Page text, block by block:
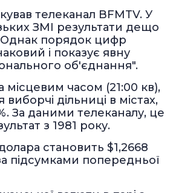
телеканал BFMTV. У
ЗМІ результати дещо
Однак порядок цифр
і показує явну
об'єднання".
місцевим часом (21:00 кв),
дільниці в містах,
За даними телеканалу, це
з 1981 року.
становить $1,2668
підсумками попередньої